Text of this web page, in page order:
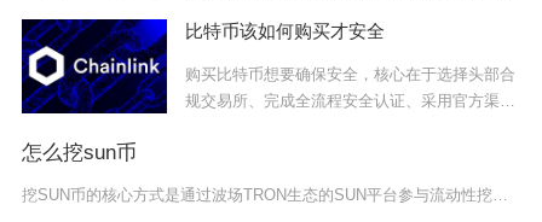
比特币该如何购买才安全
购买比特币想要确保安全，核心在于选择头部合
规交易所、完成全流程安全认证、采用官方渠道
怎么挖sun币